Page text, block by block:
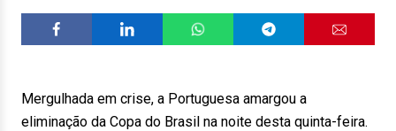
Mergulhada em crise, a Portuguesa amargou a
eliminação da Copa do Brasil na noite desta quinta-feira.